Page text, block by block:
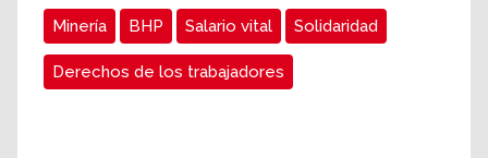
Minería BHP Salario vital Solidaridad
Derechos de los trabajadores